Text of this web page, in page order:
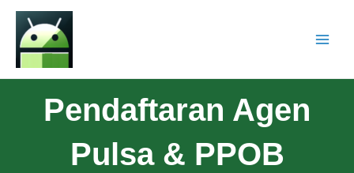
Pendaftaran Agen
Pulsa & PPOB